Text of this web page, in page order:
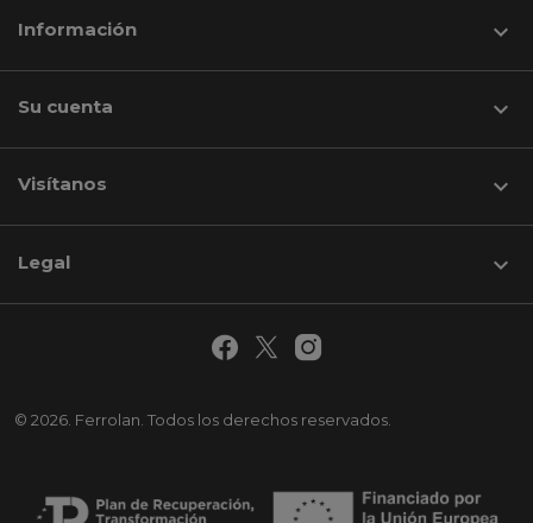
Información 
Su cuenta 
Visítanos keyboard_arrow_down
© 2026. Ferrolan. Todos los derechos reservados.
Legal 